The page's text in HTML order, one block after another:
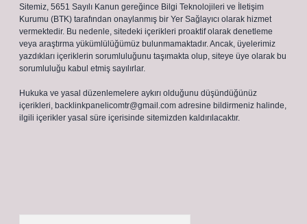
Sitemiz, 5651 Sayılı Kanun gereğince Bilgi Teknolojileri ve İletişim
Kurumu (BTK) tarafından onaylanmış bir Yer Sağlayıcı olarak hizmet
vermektedir. Bu nedenle, sitedeki içerikleri proaktif olarak denetleme
veya araştırma yükümlülüğümüz bulunmamaktadır. Ancak, üyelerimiz
yazdıkları içeriklerin sorumluluğunu taşımakta olup, siteye üye olarak bu
sorumluluğu kabul etmiş sayılırlar.
Hukuka ve yasal düzenlemelere aykırı olduğunu düşündüğünüz
içerikleri, backlinkpanelicomtr@gmail.com adresine bildirmeniz halinde,
ilgili içerikler yasal süre içerisinde sitemizden kaldırılacaktır.